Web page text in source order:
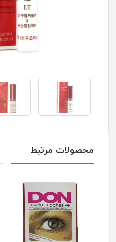
محصولات مرتبط